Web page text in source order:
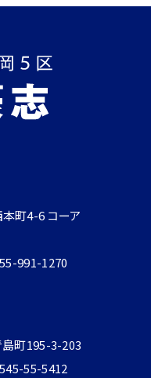
町4-6 コーア
991-1270
町195-3-203
55-5412